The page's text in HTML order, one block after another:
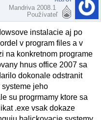
Mandriva 2008.1
Používateľ
instalacie aj po
v program files a v
na konkretnom programe
hnus office 2007 sa
dokonale odstranit
jeho
su progrmamy ktore sa
.exe vsak dokaze